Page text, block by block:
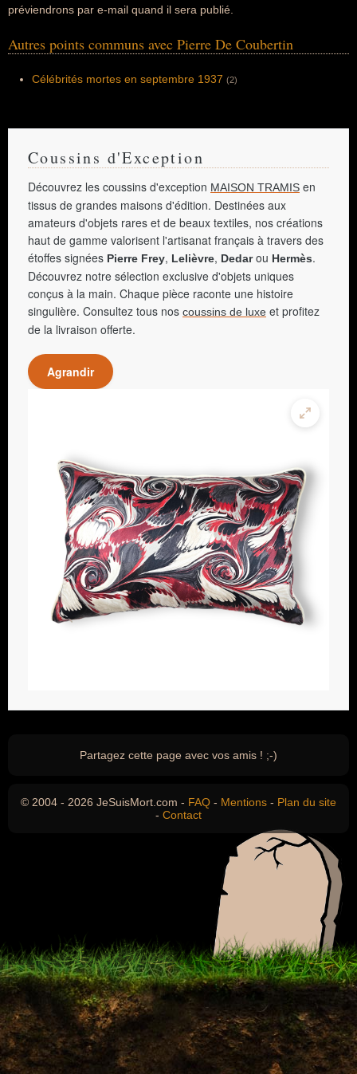
préviendrons par e-mail quand il sera publié.
Autres points communs avec Pierre De Coubertin
Célébrités mortes en septembre 1937 (2)
Coussins d'Exception
Découvrez les coussins d'exception MAISON TRAMIS en
tissus de grandes maisons d'édition. Destinées aux
amateurs d'objets rares et de beaux textiles, nos créations
haut de gamme valorisent l'artisanat français à travers des
étoffes signées Pierre Frey, Lelièvre, Dedarou Hermès.
Découvrez notre sélection exclusive d'objets uniques
conçus à la main. Chaque pièce raconte une histoire
singulière. Consultez tous nos coussins de luxe et profitez
de la livraison offerte.
Agrandir
Partagez cette page avec vos amis ! ;-)
© 2004 - 2026 JeSuisMort.com - FAQ - Mentions - Plan du site
- Contact